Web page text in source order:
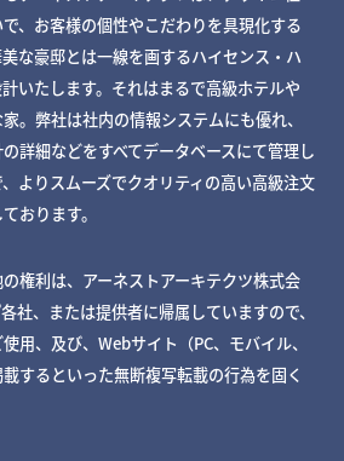
、お客様の個性やこだわりを具現化する
な豪邸とは一線を画するハイセンス・ハ
いたします。それはまるで高級ホテルや
。弊社は社内の情報システムにも優れ、
詳細などをすべてデータベースにて管理し
よりスムーズでクオリティの高い高級注文
おります。
権利は、アーネストアーキテクツ株式会
社、または提供者に帰属していますので、
用、及び、Webサイト（PC、モバイル、
するといった無断複写転載の行為を固く